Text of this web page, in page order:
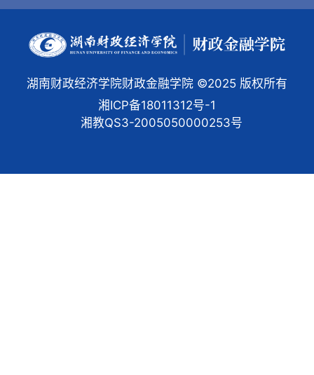
湖南财政经济学院财政金融学院 ©2025 版权所有
湘ICP备18011312号-1
湘教QS3-2005050000253号